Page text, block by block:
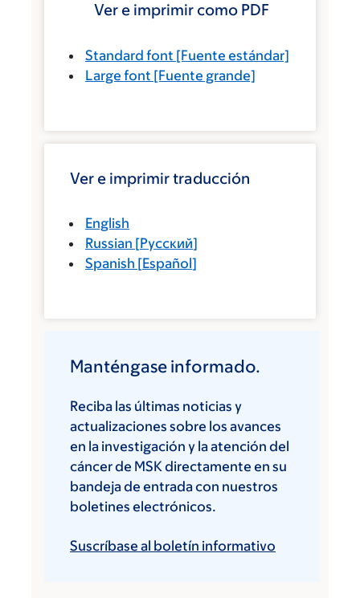
Ver e imprimir como PDF
Standard font [Fuente estándar]
Large font [Fuente grande]
Ver e imprimir traducción
English
Russian [Русский]
Spanish [Español]
Manténgase informado.
Reciba las últimas noticias y
actualizaciones sobre los avances
en la investigación y la atención del
cáncer de MSK directamente en su
bandeja de entrada con nuestros
boletines electrónicos.
Suscríbase al boletín informativo